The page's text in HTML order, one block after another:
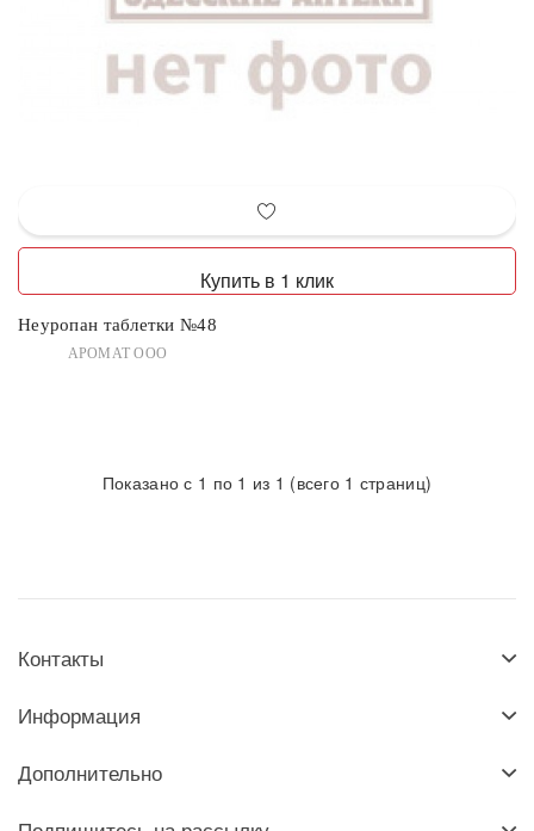
Купить в 1 клик
Неуропан таблетки №48
АРОМАТ ООО
Показано с 1 по 1 из 1 (всего 1 страниц)
Контакты
Информация
Дополнительно